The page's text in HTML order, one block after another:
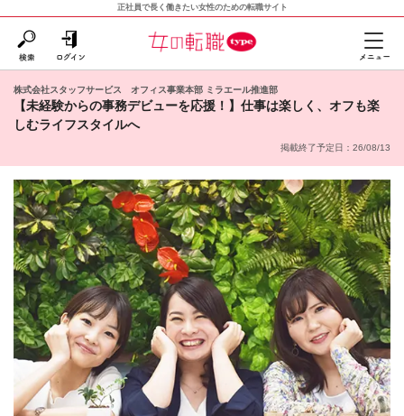
正社員で長く働きたい女性のための転職サイト
株式会社スタッフサービス オフィス事業本部 ミラエール推進部
【未経験からの事務デビューを応援！】仕事は楽しく、オフも楽
しむライフスタイルへ
掲載終了予定日：26/08/13